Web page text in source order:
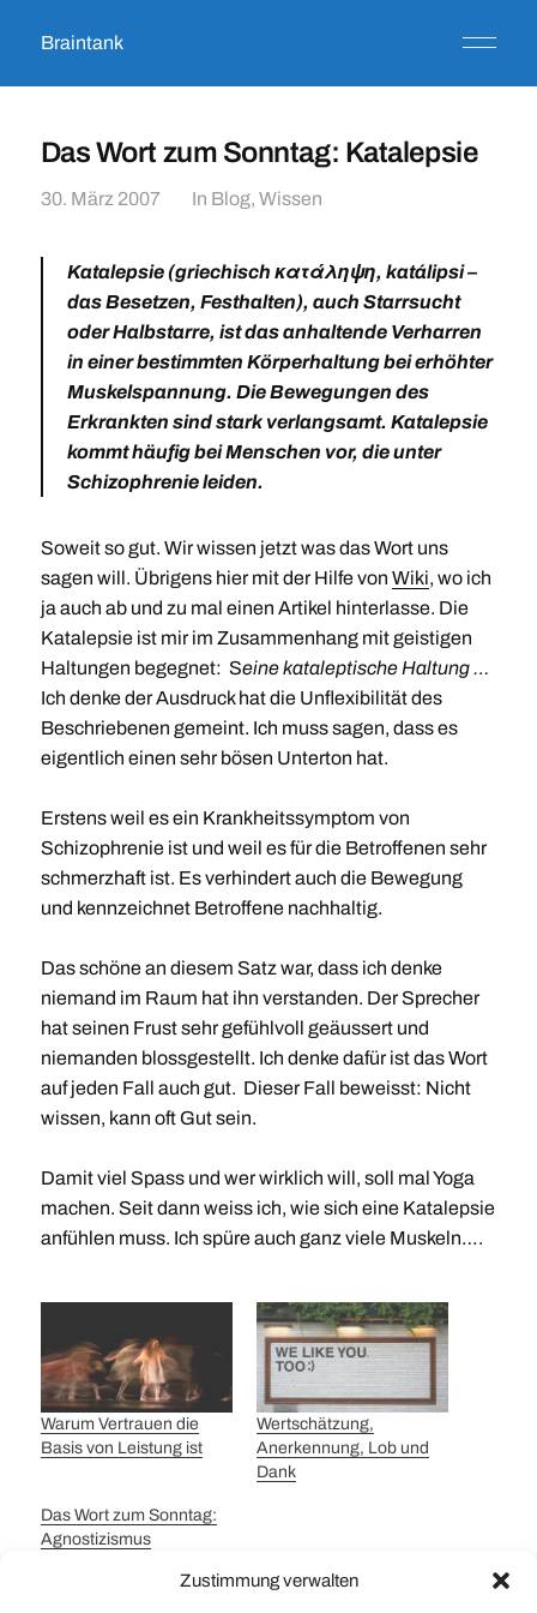
Zustimmung verwalten
Braintank
Das Wort zum Sonntag: Katalepsie
30. März 2007 In Blog, Wissen
Katalepsie(griechisch κατάληψη, katálipsi –
das Besetzen, Festhalten), auch Starrsucht
oderHalbstarre, ist das anhaltende Verharren
in einer bestimmten Körperhaltung bei erhöhter
Muskelspannung. Die Bewegungen des
Erkrankten sind stark verlangsamt. Katalepsie
kommt häufig bei Menschen vor, die unter
Schizophrenie leiden.
Soweit so gut. Wir wissen jetzt was das Wort uns
sagen will. Übrigens hier mit der Hilfe von Wiki, wo ich
ja auch ab und zu mal einen Artikel hinterlasse. Die
Katalepsie ist mir im Zusammenhang mit geistigen
Haltungen begegnet: Seine kataleptische Haltung …
Ich denke der Ausdruck hat die Unflexibilität des
Beschriebenen gemeint. Ich muss sagen, dass es
eigentlich einen sehr bösen Unterton hat.
Erstens weil es ein Krankheitssymptom von
Schizophrenie ist und weil es für die Betroffenen sehr
schmerzhaft ist. Es verhindert auch die Bewegung
und kennzeichnet Betroffene nachhaltig.
Das schöne an diesem Satz war, dass ich denke
niemand im Raum hat ihn verstanden. Der Sprecher
hat seinen Frust sehr gefühlvoll geäussert und
niemanden blossgestellt. Ich denke dafür ist das Wort
auf jeden Fall auch gut. Dieser Fall beweisst: Nicht
wissen, kann oft Gut sein.
Damit viel Spass und wer wirklich will, soll mal Yoga
machen. Seit dann weiss ich, wie sich eine Katalepsie
anfühlen muss. Ich spüre auch ganz viele Muskeln….
Warum Vertrauen die
Basis von Leistung ist
Wertschätzung,
Anerkennung, Lob und
Dank
Das Wort zum Sonntag:
Agnostizismus
(lateinische Form des